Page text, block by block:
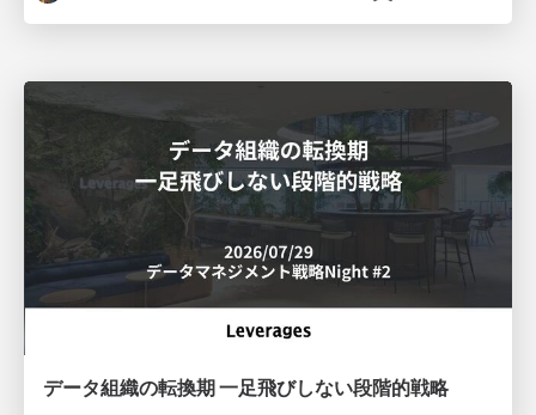
データ組織の転換期 一足飛びしない段階的戦略